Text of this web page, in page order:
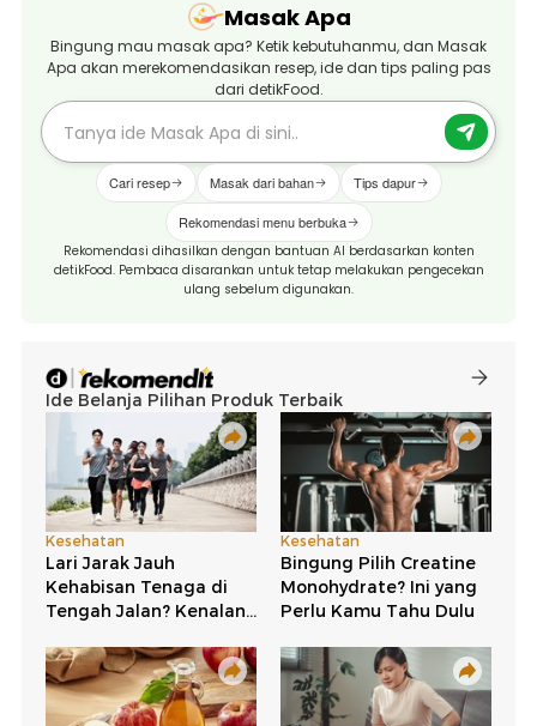
Masak Apa
Bingung mau masak apa? Ketik kebutuhanmu, dan Masak
Apa akan merekomendasikan resep, ide dan tips paling pas
dari detikFood.
Cari resep Masak dari bahan Tips dapur
Rekomendasi menu berbuka
Rekomendasi dihasilkan dengan bantuan AI berdasarkan konten
detikFood. Pembaca disarankan untuk tetap melakukan pengecekan
ulang sebelum digunakan.